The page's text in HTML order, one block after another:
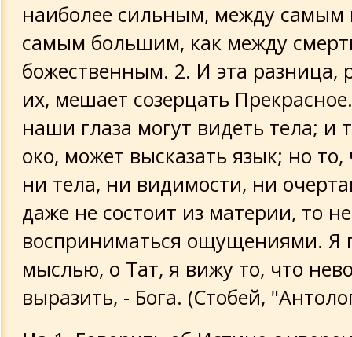
наиболее сильным, между
самым большим, как между
божественным. 2. И эта разница,
их, мешает созерцать
наши глаза могут видеть тела; и
око, может высказать язык; но
ни тела, ни видимости, ни
даже не состоит из материи, то
восприниматься ощущениями. Я
мыслью, о Тат, я вижу то, что
выразить, - Бога. (Стобей,
О мышлении и об ощущении
Ум к Гермесу
О Всеобщем Уме
Тайная проповедь на горе о
правиле молчания
Здоровье души
Определения
Без названия